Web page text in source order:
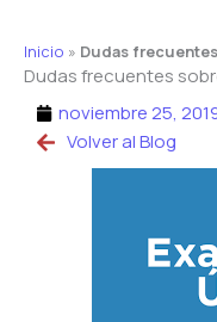
Inicio » Dudas
Dudas frecuentes
noviembre 25,
Volver al Blog